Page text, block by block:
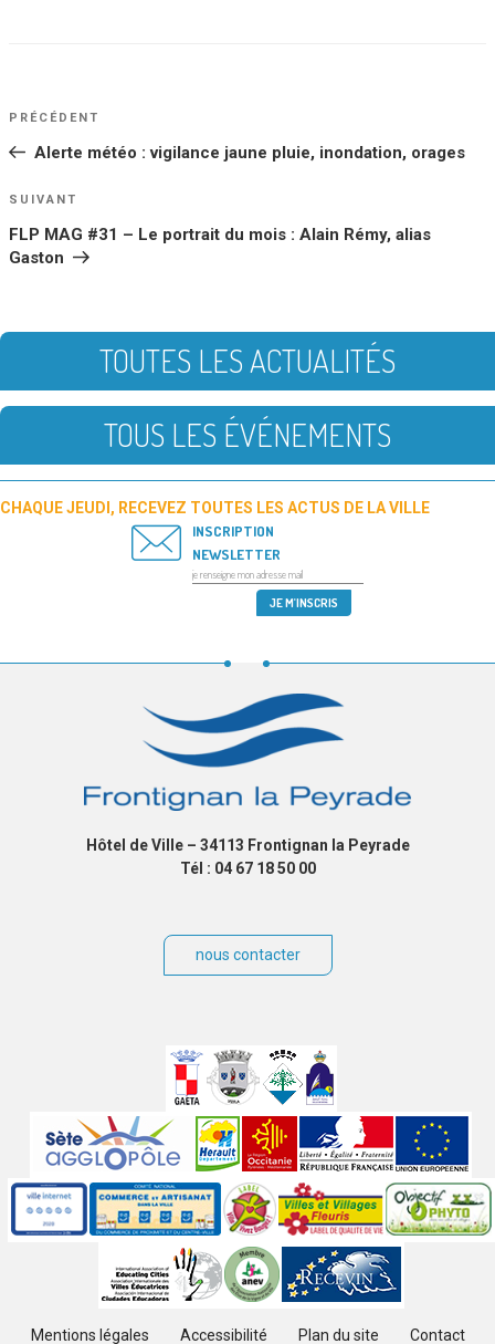
NAVIGATION
DE
Article
PRÉCÉDENT
Alerte météo : vigilance jaune pluie, inondation, orages
Article
SUIVANT
FLP MAG #31 – Le portrait du mois : Alain Rémy, alias
Gaston
TOUTES LES ACTUALITÉS
TOUS LES ÉVÉNEMENTS
CHAQUE JEUDI, RECEVEZ TOUTES LES ACTUS DE LA VILLE
INSCRIPTION
NEWSLETTER
Hôtel de Ville – 34113 Frontignan la Peyrade
Tél : 04 67 18 50 00
nous contacter
partenaires
Labels
Mentions légales Accessibilité Plan du site Contact